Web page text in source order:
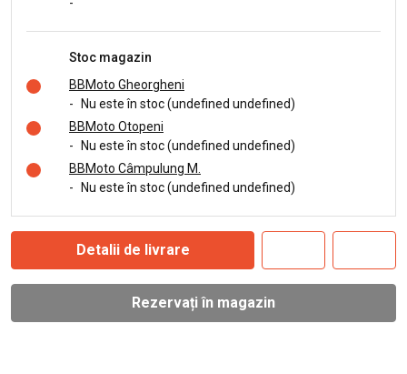
Stoc magazin
BBMoto Gheorgheni
-
Nu este în stoc (undefined undefined)
BBMoto Otopeni
-
Nu este în stoc (undefined undefined)
BBMoto Câmpulung M.
-
Nu este în stoc (undefined undefined)
Detalii de livrare
Rezervați în magazin